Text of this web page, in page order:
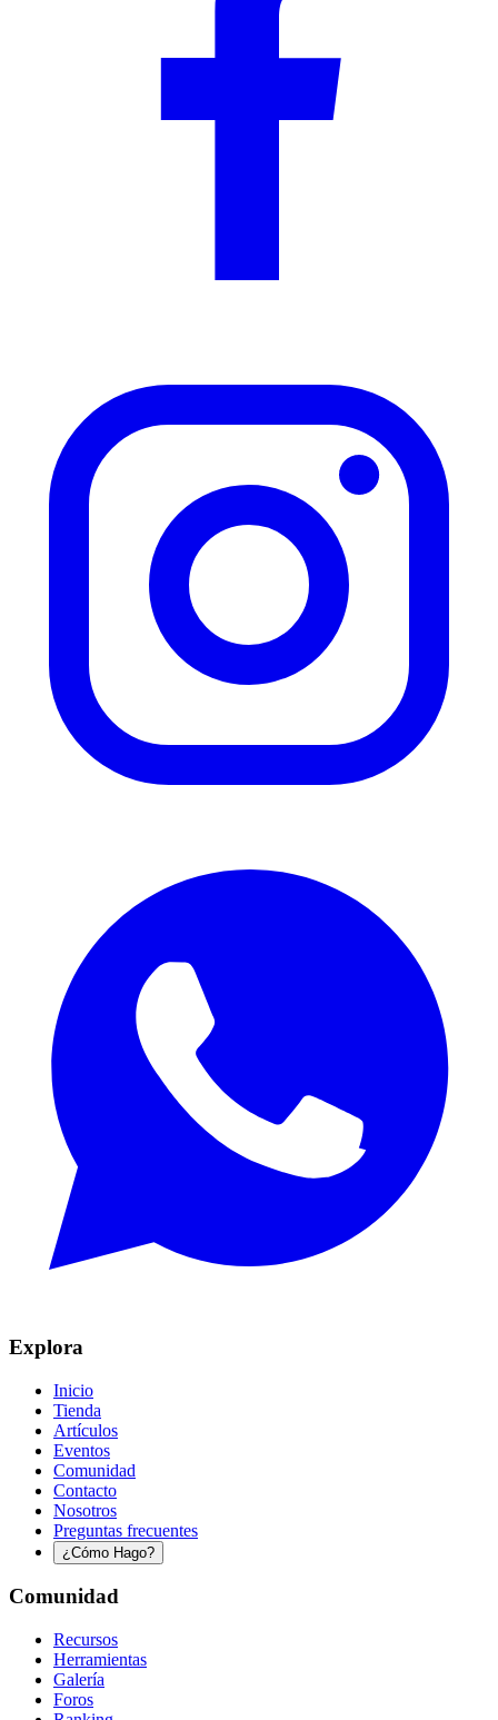
Explora
Inicio
Tienda
Artículos
Eventos
Comunidad
Contacto
Nosotros
Preguntas frecuentes
¿Cómo Hago?
Comunidad
Recursos
Herramientas
Galería
Foros